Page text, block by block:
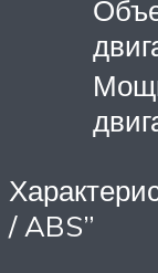
/ ABS”